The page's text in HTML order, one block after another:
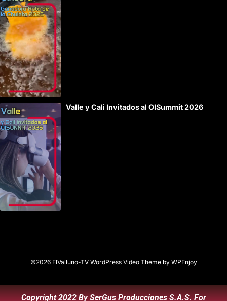
Valle y Cali Invitados al OISummit 2026
©2026 ElValluno-TV WordPress Video Themeby WPEnjoy
Copyright 2022 By SerGus Producciones S.A.S. For